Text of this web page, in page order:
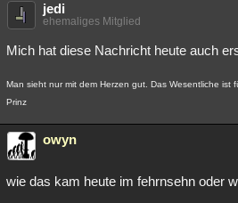
jedi
ehemaliges Mitglied
Mich hat diese Nachricht heute auch
Man sieht nur mit dem Herzen gut. Das Wesentliche ist
Prinz
owyn
wie das kam heute im fehrnsehn oder